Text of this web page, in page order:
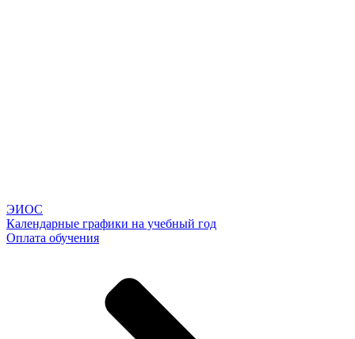
ЭИОС
Календарные графики на учебный год
Оплата обучения